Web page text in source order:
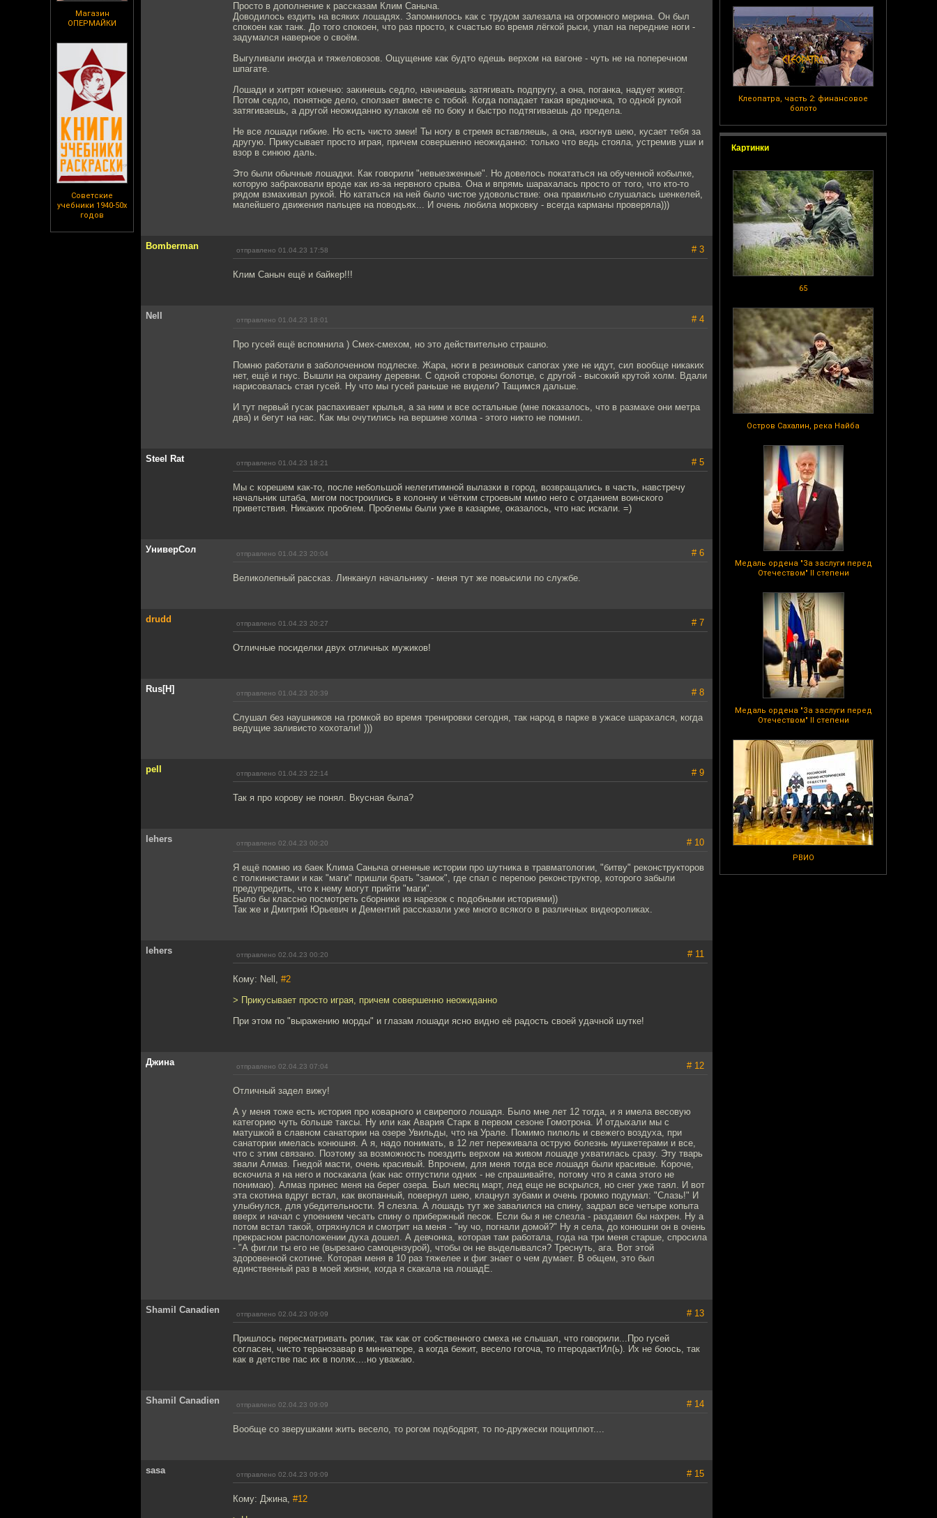
Магазин
ОПЕРМАЙКИ
Советские
учебники 1940-50х
годов
Клеопатра, часть 2: финансовое
болото
Картинки
65
Остров Сахалин, река Найба
Медаль ордена "За заслуги перед
Отечеством" II степени
Медаль ордена "За заслуги перед
Отечеством" II степени
РВИО
Просто в дополнение к рассказам Клим Саныча.
Доводилось ездить на всяких лошадях. Запомнилось как с трудом залезала на огромного мерина. Он был
спокоен как танк. До того спокоен, что раз просто, к счастью во время лёгкой рыси, упал на передние ноги -
задумался наверное о своём.
Выгуливали иногда и тяжеловозов. Ощущение как будто едешь верхом на вагоне - чуть не на поперечном
шпагате.
Лошади и хитрят конечно: закинешь седло, начинаешь затягивать подпругу, а она, поганка, надует живот.
Потом седло, понятное дело, сползает вместе с тобой. Когда попадает такая вреднючка, то одной рукой
затягиваешь, а другой неожиданно кулаком её по боку и быстро подтягиваешь до предела.
Не все лошади гибкие. Но есть чисто змеи! Ты ногу в стремя вставляешь, а она, изогнув шею, кусает тебя за
другую. Прикусывает просто играя, причем совершенно неожиданно: только что ведь стояла, устремив уши и
взор в синюю даль.
Это были обычные лошадки. Как говорили "невыезженные". Но довелось покататься на обученной кобылке,
которую забраковали вроде как из-за нервного срыва. Она и впрямь шарахалась просто от того, что кто-то
рядом взмахивал рукой. Но кататься на ней было чистое удовольствие: она правильно слушалась шенкелей,
малейшего движения пальцев на поводьях... И очень любила морковку - всегда карманы проверяла)))
Bomberman отправлено 01.04.23 17:58 # 3
Клим Саныч ещё и байкер!!!
Nell отправлено 01.04.23 18:01 # 4
Про гусей ещё вспомнила ) Смех-смехом, но это действительно страшно.
Помню работали в заболоченном подлеске. Жара, ноги в резиновых сапогах уже не идут, сил вообще никаких
нет, ещё и гнус. Вышли на окраину деревни. С одной стороны болотце, с другой - высокий крутой холм. Вдали
нарисовалась стая гусей. Ну что мы гусей раньше не видели? Тащимся дальше.
И тут первый гусак распахивает крылья, а за ним и все остальные (мне показалось, что в размахе они метра
два) и бегут на нас. Как мы очутились на вершине холма - этого никто не помнил.
Steel Rat отправлено 01.04.23 18:21 # 5
Мы с корешем как-то, после небольшой нелегитимной вылазки в город, возвращались в часть, навстречу
начальник штаба, мигом построились в колонну и чётким строевым мимо него с отданием воинского
приветствия. Никаких проблем. Проблемы были уже в казарме, оказалось, что нас искали. =)
УниверСол отправлено 01.04.23 20:04 # 6
Великолепный рассказ. Линканул начальнику - меня тут же повысили по службе.
drudd отправлено 01.04.23 20:27 # 7
Отличные посиделки двух отличных мужиков!
Rus[H] отправлено 01.04.23 20:39 # 8
Слушал без наушников на громкой во время тренировки сегодня, так народ в парке в ужасе шарахался, когда
ведущие заливисто хохотали! )))
pell отправлено 01.04.23 22:14 # 9
Так я про корову не понял. Вкусная была?
lehers отправлено 02.04.23 00:20 # 10
Я ещё помню из баек Клима Саныча огненные истории про шутника в травматологии, "битву" реконструкторов
с толкинистами и как "маги" пришли брать "замок", где спал с перепою реконструктор, которого забыли
предупредить, что к нему могут прийти "маги".
Было бы классно посмотреть сборники из нарезок с подобными историями))
Так же и Дмитрий Юрьевич и Дементий рассказали уже много всякого в различных видеороликах.
lehers отправлено 02.04.23 00:20 # 11
Кому: Nell, #2
> Прикусывает просто играя, причем совершенно неожиданно
При этом по "выражению морды" и глазам лошади ясно видно её радость своей удачной шутке!
Джина отправлено 02.04.23 07:04 # 12
Отличный задел вижу!
А у меня тоже есть история про коварного и свирепого лошадя. Было мне лет 12 тогда, и я имела весовую
категорию чуть больше таксы. Ну или как Авария Старк в первом сезоне Гомотрона. И отдыхали мы с
матушкой в славном санатории на озере Увильды, что на Урале. Помимо пилюль и свежего воздуха, при
санатории имелась конюшня. А я, надо понимать, в 12 лет переживала острую болезнь мушкетерами и все,
что с этим связано. Поэтому за возможность поездить верхом на живом лошаде ухватилась сразу. Эту тварь
звали Алмаз. Гнедой масти, очень красивый. Впрочем, для меня тогда все лошадя были красивые. Короче,
вскочила я на него и поскакала (как нас отпустили одних - не спрашивайте, потому что я сама этого не
понимаю). Алмаз принес меня на берег озера. Был месяц март, лед еще не вскрылся, но снег уже таял. И вот
эта скотина вдруг встал, как вкопанный, повернул шею, клацнул зубами и очень громко подумал: "Слазь!" И
улыбнулся, для убедительности. Я слезла. А лошадь тут же завалился на спину, задрал все четыре копыта
вверх и начал с упоением чесать спину о прибержный песок. Если бы я не слезла - раздавил бы нахрен. Ну а
потом встал такой, отряхнулся и смотрит на меня - "ну чо, погнали домой?" Ну я села, до конюшни он в очень
прекрасном расположении духа дошел. А девчонка, которая там работала, года на три меня старше, спросила
- "А фигли ты его не (вырезано самоцензурой), чтобы он не выделывался? Треснуть, ага. Вот этой
здоровенной скотине. Которая меня в 10 раз тяжелее и фиг знает о чем думает. В общем, это был
единственный раз в моей жизни, когда я скакала на лошадЕ.
Shamil Canadien отправлено 02.04.23 09:09 # 13
Пришлось пересматривать ролик, так как от собственного смеха не слышал, что говорили...Про гусей
согласен, чисто теранозавар в миниатюре, а когда бежит, весело гогоча, то птеродактИл(ь). Их не боюсь, так
как в детстве пас их в полях....но уважаю.
Shamil Canadien отправлено 02.04.23 09:09 # 14
Вообще со зверушками жить весело, то рогом подбодрят, то по-дружески пощиплют....
sasa отправлено 02.04.23 09:09 # 15
Кому: Джина, #12